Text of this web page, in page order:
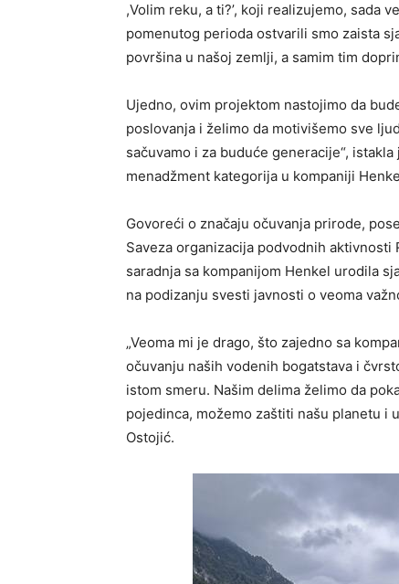
,Volim reku, a ti?’, koji realizujemo, sada
pomenutog perioda ostvarili smo zaista
površina u našoj zemlji, a samim tim
Ujedno, ovim projektom nastojimo da
poslovanja i želimo da motivišemo sve
sačuvamo i za buduće generacije“, istakla
menadžment kategorija u kompaniji
Govoreći o značaju očuvanja prirode,
Saveza organizacija podvodnih aktivnosti
saradnja sa kompanijom Henkel urodila
na podizanju svesti javnosti o veoma
„Veoma mi je drago, što zajedno sa
očuvanju naših vodenih bogatstava i
istom smeru. Našim delima želimo da
pojedinca, možemo zaštiti našu planetu i
Ostojić.